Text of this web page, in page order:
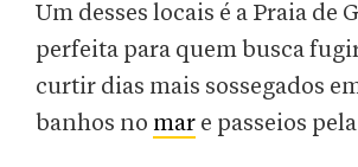
Um desses locais é a Praia de
perfeita para quem busca
curtir dias mais sossegados
banhos no mar e passeios